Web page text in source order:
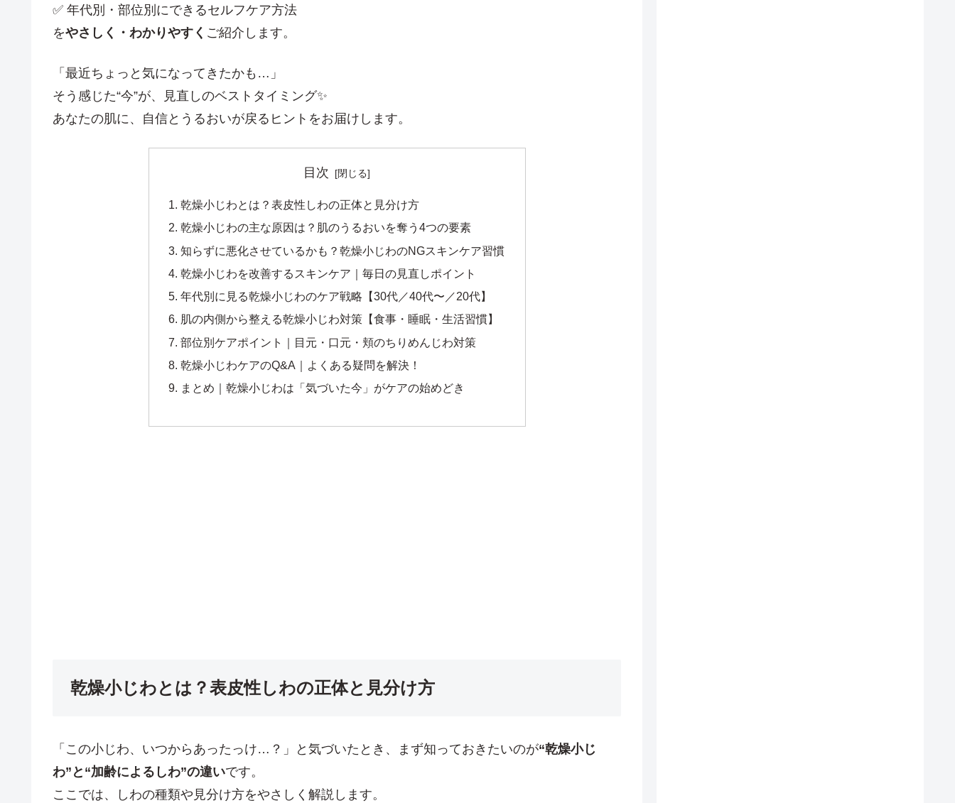
✅ 年代別・部位別にできるセルフケア方法
をやさしく・わかりやすく ご紹介します。
「最近ちょっと気になってきたかも…」
そう感じた“今”が、見直しのベストタイミング✨
あなたの肌に、自信とうるおいが戻るヒントをお届けします。
目次
乾燥小じわとは？表皮性しわの正体と見分け方
乾燥小じわの主な原因は？肌のうるおいを奪う4つの要素
知らずに悪化させているかも？乾燥小じわのNGスキンケア習慣
乾燥小じわを改善するスキンケア｜毎日の見直しポイント
年代別に見る乾燥小じわのケア戦略【30代／40代〜／20代】
肌の内側から整える乾燥小じわ対策【食事・睡眠・生活習慣】
部位別ケアポイント｜目元・口元・頬のちりめんじわ対策
乾燥小じわケアのQ&A｜よくある疑問を解決！
まとめ｜乾燥小じわは「気づいた今」がケアの始めどき
乾燥小じわとは？表皮性しわの正体と見分け方
「この小じわ、いつからあったっけ…？」と気づいたとき、まず知っておきたいのが“乾燥小じ
わ”と“加齢によるしわ”の違いです。
ここでは、しわの種類や見分け方をやさしく解説します。